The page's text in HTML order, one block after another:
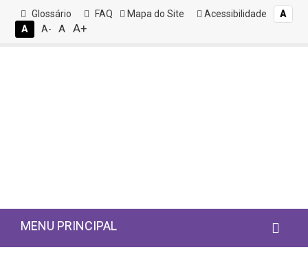
Glossário FAQ Mapa do Site Acessibilidade
A
A
A- A A+
MENU PRINCIPAL